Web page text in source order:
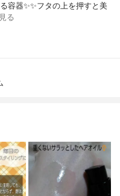
容器✨✨フタの上を押すと美
る